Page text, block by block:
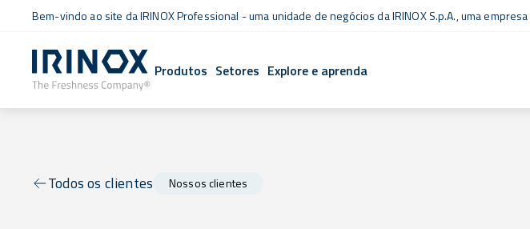
Bem-vindo ao site da IRINOX Professional - uma unidade de negócios da IRINOX S.p.A., uma empresa
Produtos Setores Explore e aprenda
Todos os clientes Nossos clientes